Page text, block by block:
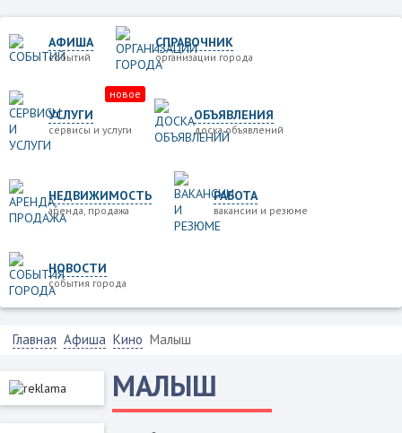
АФИША
событий
СПРАВОЧНИК
организации города
УСЛУГИ
сервисы и услуги
новое
ОБЪЯВЛЕНИЯ
доска объявлений
НЕДВИЖИМОСТЬ
аренда, продажа
РАБОТА
вакансии и резюме
НОВОСТИ
события города
Главная Афиша Кино Малыш
МАЛЫШ